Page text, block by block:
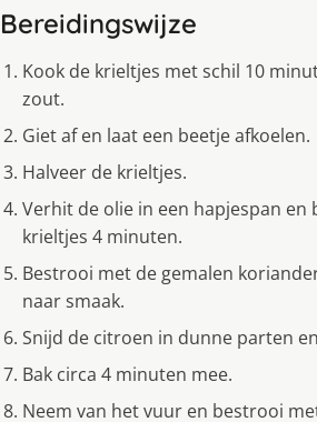
Bereidingswijze
Kook de krieltjes met schil 10
zout.
Giet af en laat een beetje afkoelen.
Halveer de krieltjes.
Verhit de olie in een hapjespan en
krieltjes 4 minuten.
Bestrooi met de gemalen
naar smaak.
Snijd de citroen in dunne parten
Bak circa 4 minuten mee.
Neem van het vuur en bestrooi